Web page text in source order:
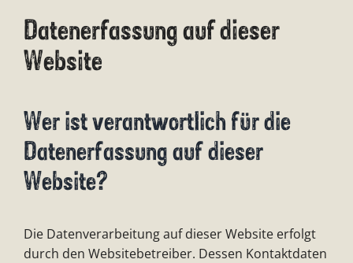
Datenerfassung auf dieser
Website
Wer ist verantwortlich für die
Datenerfassung auf dieser
Website?
Die Datenverarbeitung auf dieser Website erfolgt
durch den Websitebetreiber. Dessen Kontaktdaten